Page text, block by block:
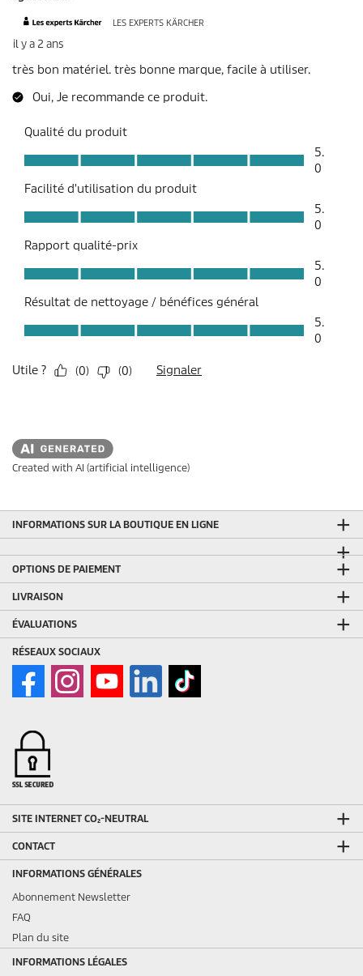
Created with AI (artificial intelligence)
INFORMATIONS SUR LA BOUTIQUE EN LIGNE
OPTIONS DE PAIEMENT
LIVRAISON
ÉVALUATIONS
RÉSEAUX SOCIAUX
SITE INTERNET CO₂-NEUTRAL
CONTACT
INFORMATIONS GÉNÉRALES
Abonnement Newsletter
FAQ
Plan du site
INFORMATIONS LÉGALES